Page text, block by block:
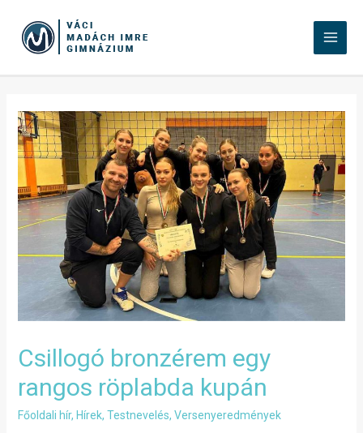
Csillogó bronzérem egy
rangos röplabda kupán
Főoldali hír, Hírek, Testnevelés, Versenyeredmények